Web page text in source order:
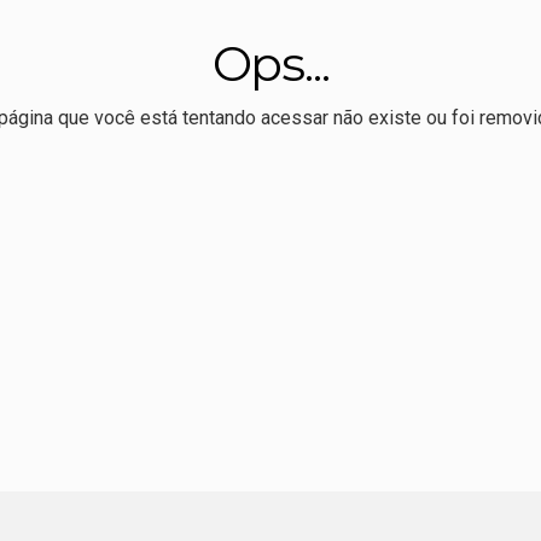
Max sela apoio à reeleição de Pivetta
de Nininho sobre vice de Pivetta: "o que falta é espaço"
Ops...
que você está tentando acessar não existe ou foi